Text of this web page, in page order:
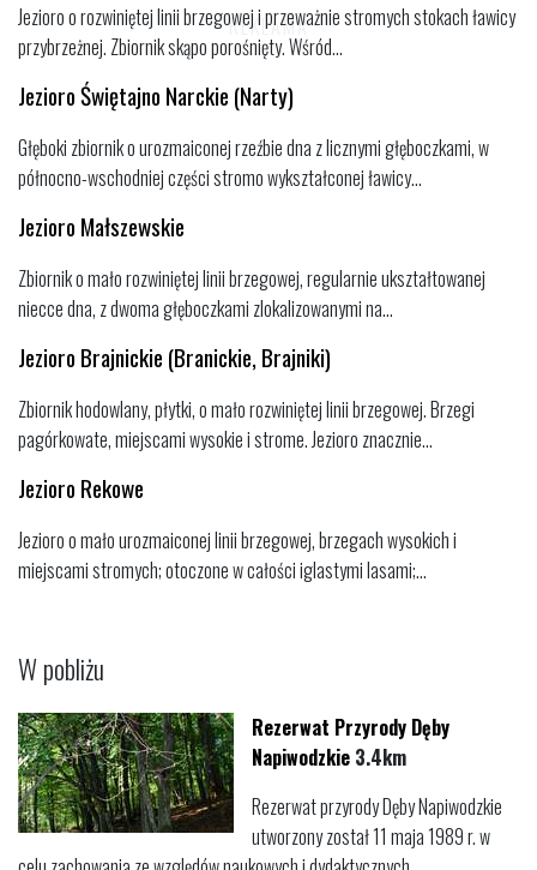
Jezioro o rozwiniętej linii brzegowej i przeważnie stromych stokach ławicy
przybrzeżnej. Zbiornik skąpo porośnięty. Wśród...
Jezioro Świętajno Narckie (Narty)
Głęboki zbiornik o urozmaiconej rzeźbie dna z licznymi głęboczkami, w
północno-wschodniej części stromo wykształconej ławicy...
Jezioro Małszewskie
Zbiornik o mało rozwiniętej linii brzegowej, regularnie ukształtowanej
niecce dna, z dwoma głęboczkami zlokalizowanymi na...
Jezioro Brajnickie (Branickie, Brajniki)
Zbiornik hodowlany, płytki, o mało rozwiniętej linii brzegowej. Brzegi
pagórkowate, miejscami wysokie i strome. Jezioro znacznie...
Jezioro Rekowe
Jezioro o mało urozmaiconej linii brzegowej, brzegach wysokich i
miejscami stromych; otoczone w całości iglastymi lasami;...
W pobliżu
Rezerwat Przyrody Dęby
Napiwodzkie 3.4km
Rezerwat przyrody Dęby Napiwodzkie
utworzony został 11 maja 1989 r. w